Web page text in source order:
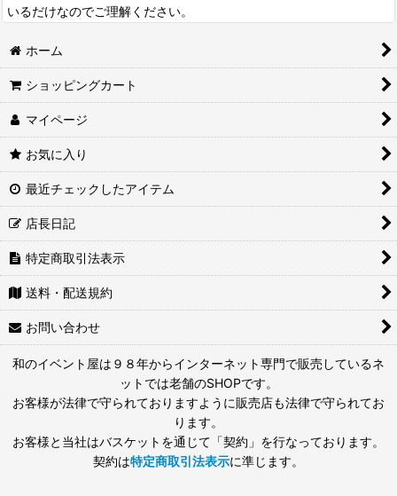
いるだけなのでご理解ください。
ホーム
ショッピングカート
マイページ
お気に入り
最近チェックしたアイテム
店長日記
特定商取引法表示
送料・配送規約
お問い合わせ
和のイベント屋は９８年からインターネット専門で販売しているネ
ットでは老舗のSHOPです。
お客様が法律で守られておりますように販売店も法律で守られてお
ります。
お客様と当社はバスケットを通じて「契約」を行なっております。
契約は特定商取引法表示に準じます。